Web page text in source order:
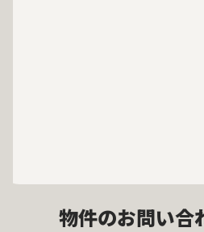
物件のお問い合